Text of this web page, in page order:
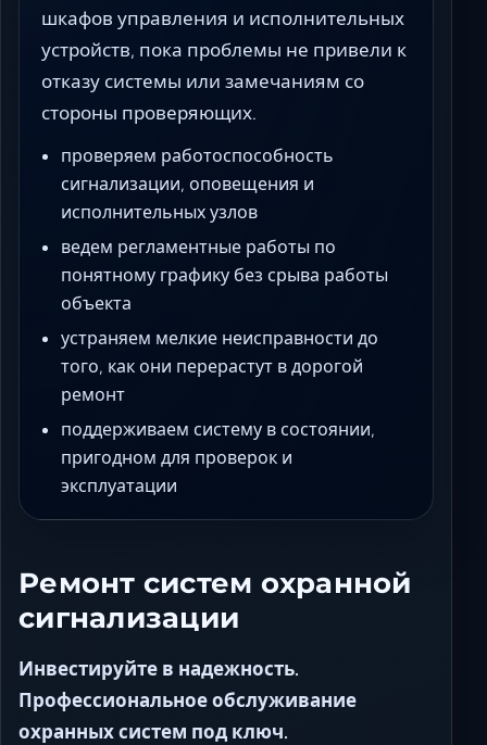
шкафов управления и исполнительных
устройств, пока проблемы не привели к
отказу системы или замечаниям со
стороны проверяющих.
проверяем работоспособность
сигнализации, оповещения и
исполнительных узлов
ведем регламентные работы по
понятному графику без срыва работы
объекта
устраняем мелкие неисправности до
того, как они перерастут в дорогой
ремонт
поддерживаем систему в состоянии,
пригодном для проверок и
эксплуатации
Ремонт систем охранной
сигнализации
Инвестируйте в надежность.
Профессиональное обслуживание
охранных систем под ключ.